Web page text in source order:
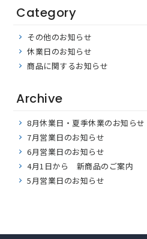
Category
その他のお知らせ
休業日のお知らせ
商品に関するお知らせ
Archive
8月休業日・夏季休業のお知らせ
7月営業日のお知らせ
6月営業日のお知らせ
4月1日から 新商品のご案内
5月営業日のお知らせ